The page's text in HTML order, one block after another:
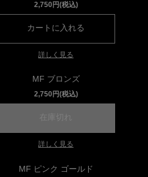
2,750円(税込)
カートに入れる
詳しく見る
MF ブロンズ
2,750円(税込)
在庫切れ
詳しく見る
MF ピンク ゴールド